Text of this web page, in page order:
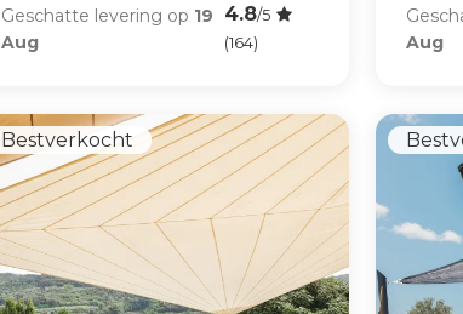
Geschatte levering op 19
Aug
4.8/5
(164)
Aug
Bestverkocht